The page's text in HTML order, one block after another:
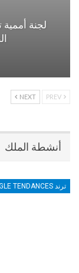
لجنة أممية
NEXT
أنشطة الملك